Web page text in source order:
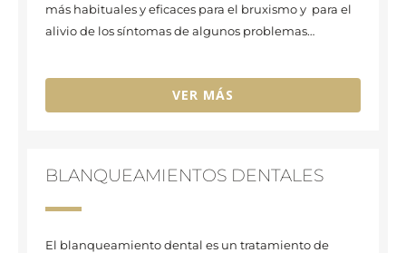
BLANQUEAMIENTOS DENTALES
El blanqueamiento dental es un tratamiento de
más habituales y eficaces para el bruxismo y para el
alivio de los síntomas de algunos problemas…
VER MÁS